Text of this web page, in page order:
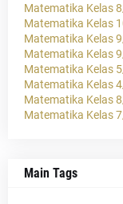
Matematika Kelas
Matematika Kelas
Matematika Kelas
Matematika Kelas
Matematika Kelas
Matematika Kelas
Matematika Kelas
Matematika Kelas
Main Tags